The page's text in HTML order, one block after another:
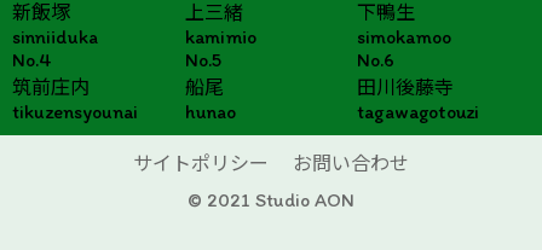
新飯塚
sinniiduka
上三緒
kamimio
下鴨生
simokamoo
No.4
筑前庄内
tikuzensyounai
No.5
船尾
hunao
No.6
田川後藤寺
tagawagotouzi
サイトポリシー
お問い合わせ
© 2021 Studio AON